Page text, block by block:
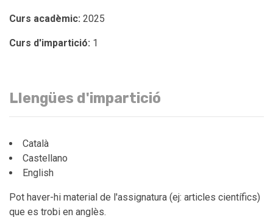
Curs acadèmic: 2025
Curs d'impartició: 1
Llengües d'impartició
Català
Castellano
English
Pot haver-hi material de l'assignatura (ej: articles científics)
que es trobi en anglès.